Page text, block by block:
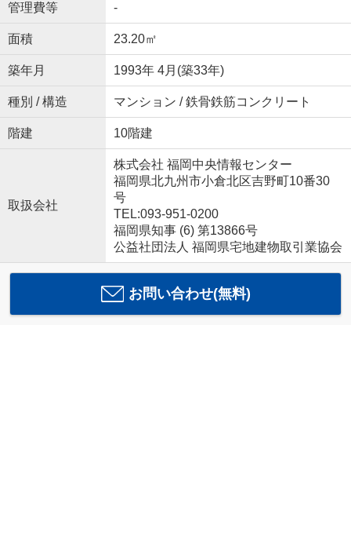
管理費等 -
面積 23.20㎡
築年月 1993年 4月(築33年)
種別 / 構造 マンション / 鉄骨鉄筋コンクリート
階建 10階建
取扱会社
株式会社 福岡中央情報センター
福岡県北九州市小倉北区吉野町10番30
号
TEL:093-951-0200
福岡県知事 (6) 第13866号
公益社団法人 福岡県宅地建物取引業協会
お問い合わせ(無料)